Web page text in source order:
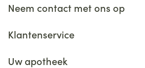
Neem contact met ons op
Klantenservice
Uw apotheek